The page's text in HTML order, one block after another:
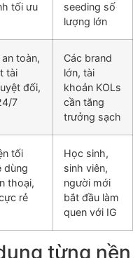
tối ưu
seeding số
lượng lớn
toàn,
tài
đối,
7
Các brand
lớn, tài
khoản KOLs
cần tăng
trưởng sạch
tối
dùng
thoại,
rẻ
Học sinh,
sinh viên,
người mới
bắt đầu làm
quen với IG
từng nền